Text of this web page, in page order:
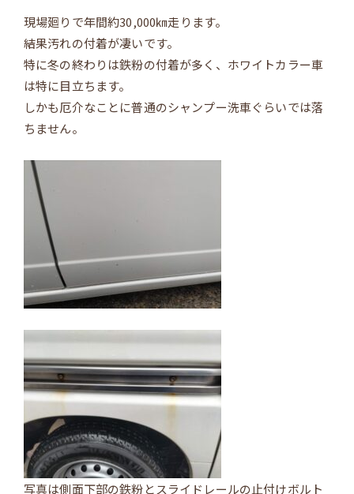
現場廻りで年間約30,000㎞走ります。
結果汚れの付着が凄いです。
特に冬の終わりは鉄粉の付着が多く、ホワイトカラー車
は特に目立ちます。
しかも厄介なことに普通のシャンプー洗車ぐらいでは落
ちません。
写真は側面下部の鉄粉とスライドレールの止付けボルト